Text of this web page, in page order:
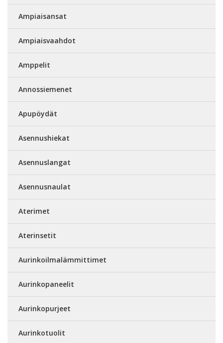
Ampiaisansat
Ampiaisvaahdot
Amppelit
Annossiemenet
Apupöydät
Asennushiekat
Asennuslangat
Asennusnaulat
Aterimet
Aterinsetit
Aurinkoilmalämmittimet
Aurinkopaneelit
Aurinkopurjeet
Aurinkotuolit